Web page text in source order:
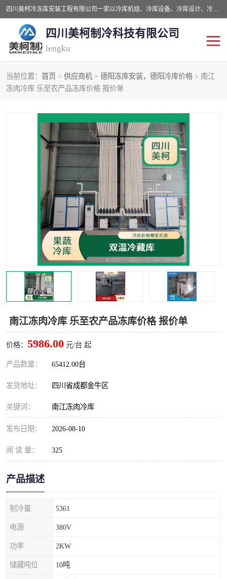
四川美柯冷冻库安装工程有限公司一家以冷库机组、冷库设备、冷库设计、冷冻库设备销售、冷库安装、冻库安装价格及技术服务为一体的综合企业，咨询热线：同等设备材料优惠10% 。公司各种类型安装组合式冷库、冷冻库、冷藏库、气调保鲜库、并提供成套设备供应、安装与调试、维护与维修、技术咨询、操作维修人员技术培训等
四川美柯制冷科技有限公司
lengku
当前位置： 首页 > 供应商机 > 德阳冻库安装，德阳冷库价格 > 南江
冻肉冷库 乐至农产品冻库价格 报价单
南江冻肉冷库 乐至农产品冻库价格 报价单
价格： 5986.00 元/台 起
产品数量： 65412.00台
发货地址： 四川省成都金牛区
关键词： 南江冻肉冷库
发布日期： 2026-08-10
阅 读 量： 325
产品描述
制冷量 5361
电源 380V
功率 2KW
储藏吨位 10吨
冷库安装，冷库价格
成都冻库，成都冻库价格 绵阳冻库,绵阳保鲜冷库
德阳冻库安装，德阳冷库 广元冻库安装,广元冻库造
价
南充冻库设计,南充冻库安 遂宁冻库
资阳冻库，资阳冻库安装 泸州冻库，泸州冷库
乐山冻库,乐山保鲜冷库 自贡冻库组装
雅安冷库,雅安冻库 攀枝花冻库
烘干冷链 冻库安装，小型冻库造价
内江冷库，内江冻库 宜宾冷库，宜宾冻库设备